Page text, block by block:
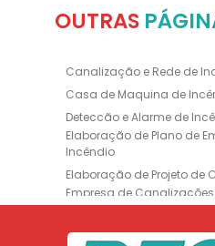
OUTRAS
Canalização e Rede de
Casa de Maquina de
Deteccão e Alarme de
Elaboração de Plano de
Incêndio
Elaboração de Projeto de
Empresa de Canalizações
Incêndio
Empresa de Extintores